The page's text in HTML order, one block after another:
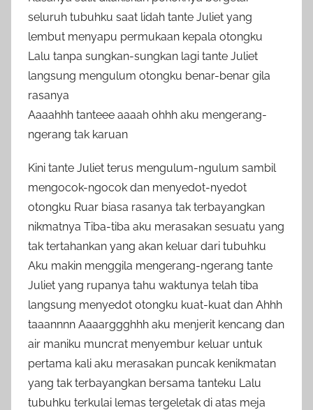
seluruh tubuhku saat lidah tante Juliet yang
lembut menyapu permukaan kepala otongku
Lalu tanpa sungkan-sungkan lagi tante Juliet
langsung mengulum otongku benar-benar gila
rasanya
Aaaahhh tanteee aaaah ohhh aku mengerang-
ngerang tak karuan
Kini tante Juliet terus mengulum-ngulum sambil
mengocok-ngocok dan menyedot-nyedot
otongku Ruar biasa rasanya tak terbayangkan
nikmatnya Tiba-tiba aku merasakan sesuatu yang
tak tertahankan yang akan keluar dari tubuhku
Aku makin menggila mengerang-ngerang tante
Juliet yang rupanya tahu waktunya telah tiba
langsung menyedot otongku kuat-kuat dan Ahhh
taaannnn Aaaarggghhh aku menjerit kencang dan
air maniku muncrat menyembur keluar untuk
pertama kali aku merasakan puncak kenikmatan
yang tak terbayangkan bersama tanteku Lalu
tubuhku terkulai lemas tergeletak di atas meja